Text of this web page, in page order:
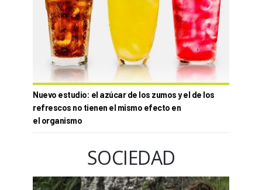
Nuevo estudio: el azúcar de los zumos y el de los
refrescos no tienen el mismo efecto en
el organismo
SOCIEDAD